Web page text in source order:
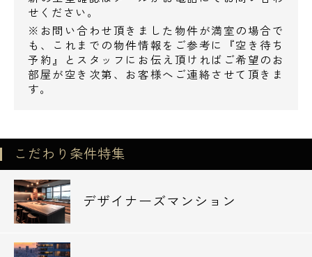
せください。
※お問い合わせ頂きました物件が満室の場合で
も、これまでの物件情報をご参考に『空き待ち
予約』とスタッフにお伝え頂ければご希望のお
部屋が空き次第、お客様へご連絡させて頂きま
す。
こだわり条件特集
デザイナーズマンション